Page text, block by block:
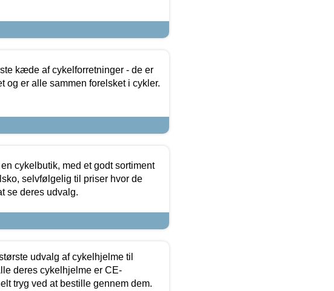
kæde af cykelforretninger - de er
og er alle sammen forelsket i cykler.
cykelbutik, med et godt sortiment
selvfølgelig til priser hvor de
se deres udvalg.
udvalg af cykelhjelme til
deres cykelhjelme er CE-
tryg ved at bestille gennem dem.